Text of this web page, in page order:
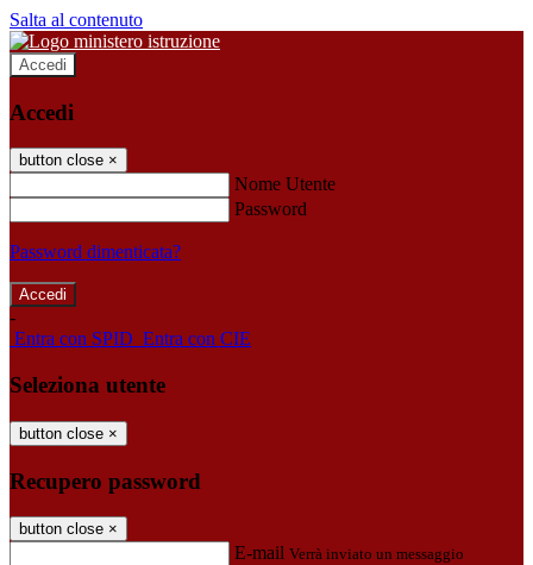
Salta al contenuto
Accedi
Accedi
button close ×
Nome Utente
Password
Password dimenticata?
-
Entra con SPID Entra con CIE
Seleziona utente
button close ×
Recupero password
button close ×
E-mail Verrà inviato un messaggio